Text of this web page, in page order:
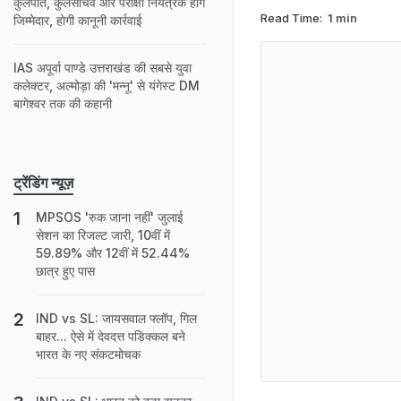
Read Time: 1 min
जिम्मेदार, होगी कानूनी कार्रवाई
IAS अपूर्वा पाण्‍डे उत्तराखंड की सबसे युवा
कलेक्टर, अल्मोड़ा की 'मन्नू' से यंगेस्‍ट DM
बागेश्‍वर तक की कहानी
ट्रेंडिंग न्यूज़
MPSOS 'रुक जाना नहीं' जुलाई
सेशन का रिजल्ट जारी, 10वीं में
59.89% और 12वीं में 52.44%
छात्र हुए पास
IND vs SL: जायसवाल फ्लॉप, गिल
बाहर... ऐसे में देवदत्त पडिक्कल बने
भारत के नए संकटमोचक